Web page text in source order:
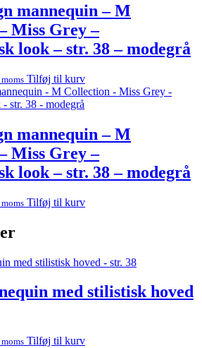
mannequin – M
Miss Grey –
look – str. 38 – modegrå
Tilføj til kurv
mannequin – M
Miss Grey –
look – str. 38 – modegrå
Tilføj til kurv
med stilistisk hoved
Tilføj til kurv